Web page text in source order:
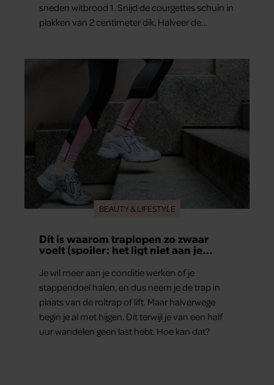
sneden witbrood 1. Snijd de courgettes schuin in
plakken van 2 centimeter dik. Halveer de
BEAUTY & LIFESTYLE
Dít is waarom traplopen zo zwaar
voelt (spoiler: het ligt niet aan je
Je wil meer aan je conditie werken of je
stappendoel halen, en dus neem je de trap in
plaats van de roltrap of lift. Maar halverwege
begin je al met hijgen. Dit terwijl je van een half
uur wandelen geen last hebt. Hoe kan dat?